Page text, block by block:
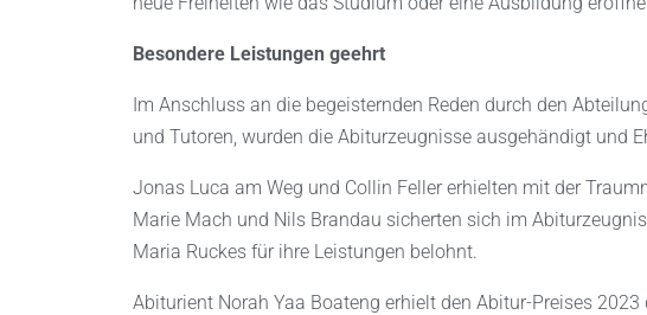
Besondere Leistungen geehrt
Im Anschluss an die begeisternden Reden durch den
und Tutoren, wurden die Abiturzeugnisse ausgehändigt und
Jonas Luca am Weg und Collin Feller erhielten mit der
Marie Mach und Nils Brandau sicherten sich im
Maria Ruckes für ihre Leistungen belohnt.
Abiturient Norah Yaa Boateng erhielt den Abitur-Preises